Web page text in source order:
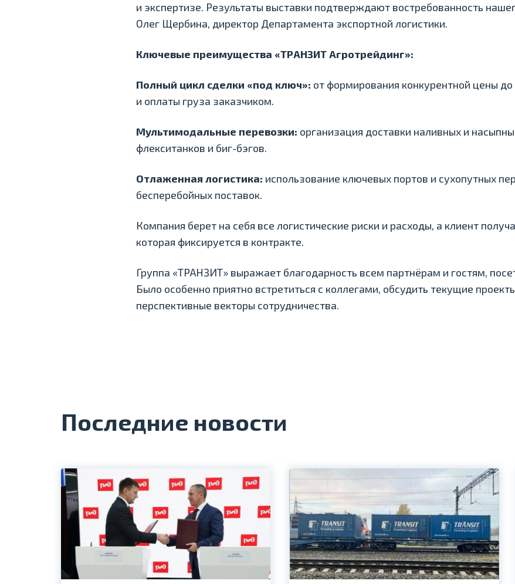
и экспертизе. Результаты выставки подтверждают востребованность
Олег Щербина, директор Департамента экспортной логистики.
Ключевые преимущества «ТРАНЗИТ Агротрейдинг»:
Полный цикл сделки «под ключ»: от формирования конкурентной цены
и оплаты груза заказчиком.
Мультимодальные перевозки: организация доставки наливных и
флекситанков и биг-бэгов.
Отлаженная логистика: использование ключевых портов и сухопутных
бесперебойных поставок.
Компания берет на себя все логистические риски и расходы, а клиент
которая фиксируется в контракте.
Группа «ТРАНЗИТ» выражает благодарность всем партнёрам и гостям,
Было особенно приятно встретиться с коллегами, обсудить текущие
перспективные векторы сотрудничества.
Последние новости